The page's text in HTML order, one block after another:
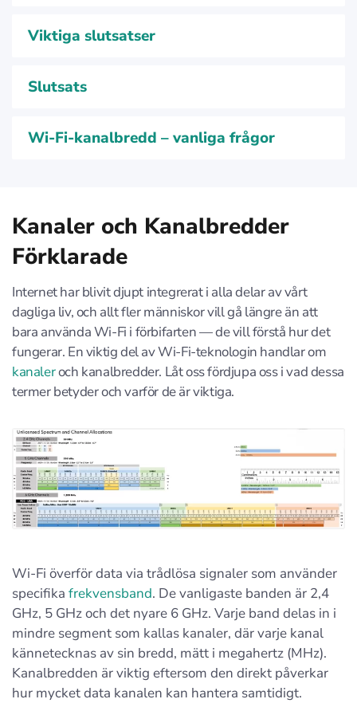
Viktiga slutsatser
Slutsats
Wi-Fi-kanalbredd – vanliga frågor
Kanaler och Kanalbredder
Förklarade
Internet har blivit djupt integrerat i alla delar av vårt
dagliga liv, och allt fler människor vill gå längre än att
bara använda Wi-Fi i förbifarten — de vill förstå hur det
fungerar. En viktig del av Wi-Fi-teknologin handlar om
kanaleroch kanalbredder. Låt oss fördjupa oss i vad dessa
termer betyder och varför de är viktiga.
Wi-Fi överför data via trådlösa signaler som använder
specifika frekvensband. De vanligaste banden är 2,4
GHz, 5 GHz och det nyare 6 GHz. Varje band delas in i
mindre segment som kallas kanaler, där varje kanal
kännetecknas av sin bredd, mätt i megahertz (MHz).
Kanalbredden är viktig eftersom den direkt påverkar
hur mycket data kanalen kan hantera samtidigt.